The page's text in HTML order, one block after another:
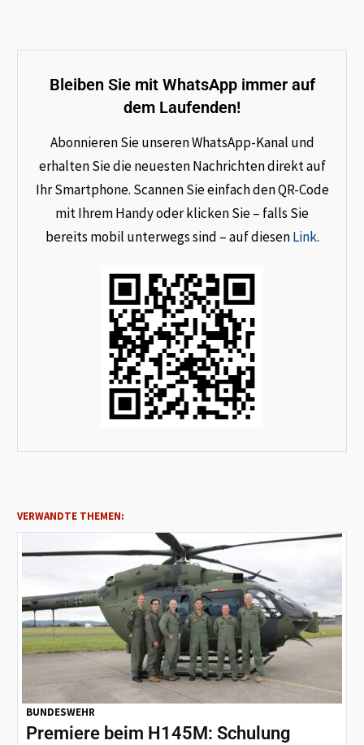
Bleiben Sie mit WhatsApp immer auf
dem Laufenden!
Abonnieren Sie unseren WhatsApp-Kanal und
erhalten Sie die neuesten Nachrichten direkt auf
Ihr Smartphone. Scannen Sie einfach den QR-Code
mit Ihrem Handy oder klicken Sie – falls Sie
bereits mobil unterwegs sind – auf diesenLink.
VERWANDTE THEMEN:
BUNDESWEHR
Premiere beim H145M: Schulung